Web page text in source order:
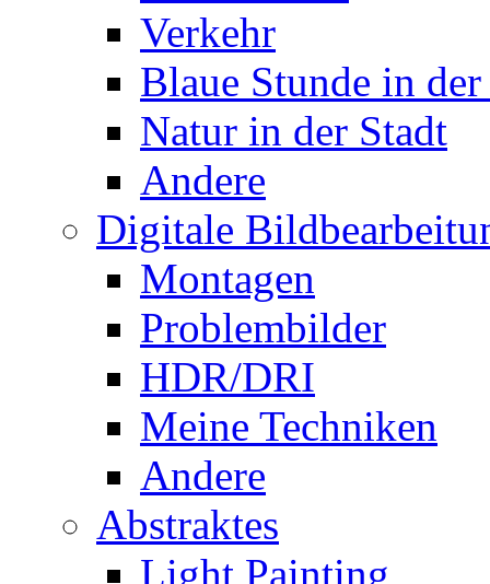
Verkehr
Blaue Stunde in
Natur in der Stadt
Andere
Digitale
Montagen
Problembilder
HDR/DRI
Meine Techniken
Andere
Abstraktes
Light Painting